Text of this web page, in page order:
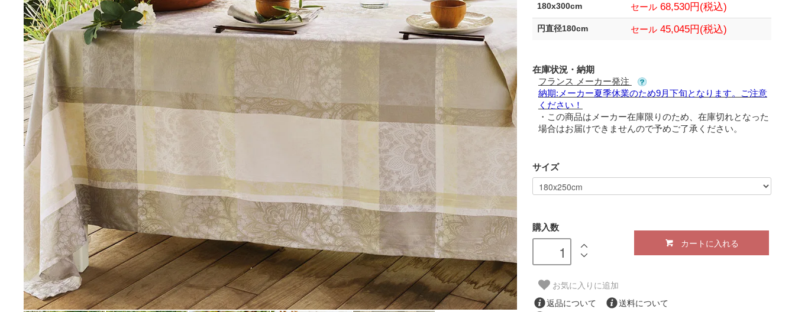
180x300cm セール68,530円(税込)
円直径180cm セール45,045円(税込)
在庫状況・納期
フランス メーカー発注
納期:メーカー夏季休業のため9月下旬となります。ご注意
ください！
・この商品はメーカー在庫限りのため、在庫切れとなった
場合はお届けできませんので予めご了承ください。
サイズ
購入数
カートに入れる
お気に入りに追加
返品について
送料について